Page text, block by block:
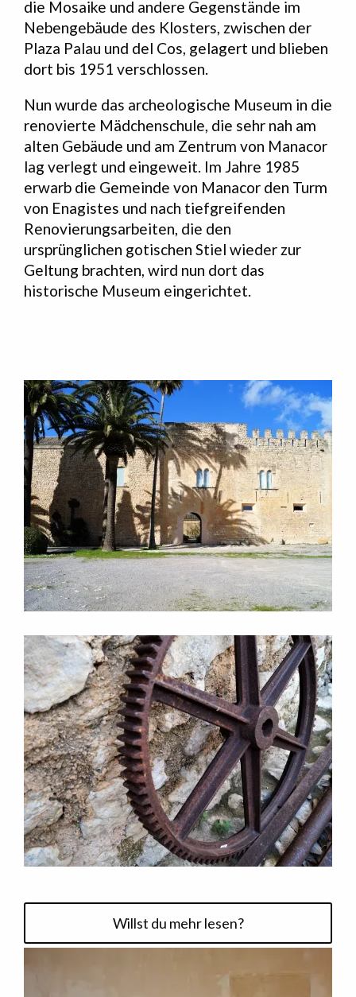
die Mosaike und andere Gegenstände im
Nebengebäude des Klosters, zwischen der
Plaza Palau und del Cos, gelagert und blieben
dort bis 1951 verschlossen.
Nun wurde das archeologische Museum in die
renovierte Mädchenschule, die sehr nah am
alten Gebäude und am Zentrum von Manacor
lag verlegt und eingeweit. Im Jahre 1985
erwarb die Gemeinde von Manacor den Turm
von Enagistes und nach tiefgreifenden
Renovierungsarbeiten, die den
ursprünglichen gotischen Stiel wieder zur
Geltung brachten, wird nun dort das
historische Museum eingerichtet.
Willst du mehr lesen?